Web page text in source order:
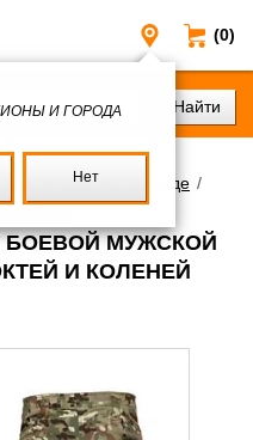
(0)
Регионы
И ГОРОДА
Нет
для отдыха на природе /
БОЕВОЙ МУЖСКОЙ
И КОЛЕНЕЙ